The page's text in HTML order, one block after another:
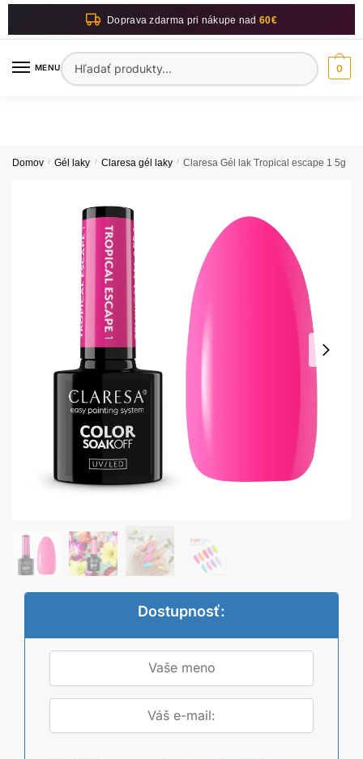
Skip
Skip
Doprava zdarma pri nákupe nad60€
MENUHľadať:
0
Domov / Gél laky / Claresa gél laky / Claresa Gél lak Tropical escape 1 5g
Dostupnosť: